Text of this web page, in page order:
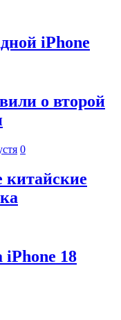
iPhone
о второй
0
18